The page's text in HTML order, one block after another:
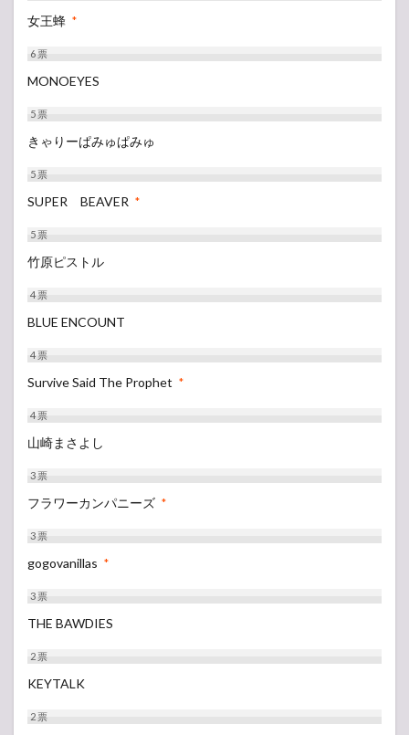
女王蜂 *
6票
MONOEYES
5票
きゃりーぱみゅぱみゅ
5票
SUPER BEAVER *
5票
竹原ピストル
4票
BLUE ENCOUNT
4票
Survive Said The Prophet *
4票
山崎まさよし
3票
フラワーカンパニーズ *
3票
gogovanillas *
3票
THE BAWDIES
2票
KEYTALK
2票